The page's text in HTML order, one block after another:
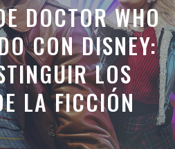
DOCTOR WHO
CON DISNEY:
LOS
LA FICCIÓN